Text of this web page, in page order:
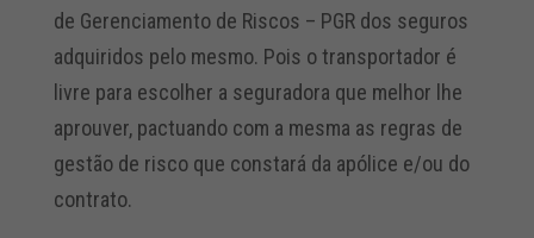
de Gerenciamento de Riscos – PGR dos seguros
adquiridos pelo mesmo. Pois o transportador é
livre para escolher a seguradora que melhor lhe
aprouver, pactuando com a mesma as regras de
gestão de risco que constará da apólice e/ou do
contrato.